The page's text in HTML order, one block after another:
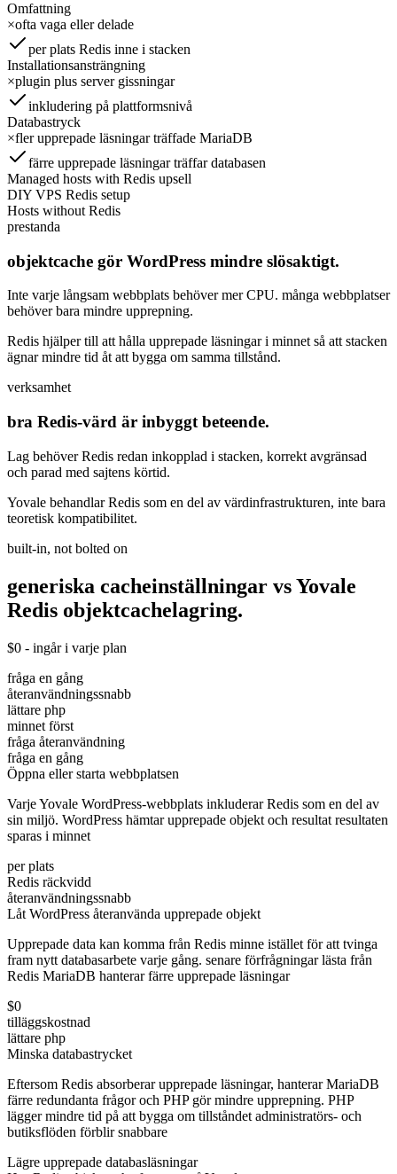
Omfattning
×ofta vaga eller delade
per plats Redis inne i stacken
Installationsansträngning
×plugin plus server gissningar
inkludering på plattformsnivå
Databastryck
×fler upprepade läsningar träffade MariaDB
färre upprepade läsningar träffar databasen
Managed hosts with Redis upsell
DIY VPS Redis setup
Hosts without Redis
prestanda
objektcache gör WordPress mindre slösaktigt.
Inte varje långsam webbplats behöver mer CPU. många webbplatser
behöver bara mindre upprepning.
Redis hjälper till att hålla upprepade läsningar i minnet så att stacken
ägnar mindre tid åt att bygga om samma tillstånd.
verksamhet
bra Redis-värd är inbyggt beteende.
Lag behöver Redis redan inkopplad i stacken, korrekt avgränsad
och parad med sajtens körtid.
Yovale behandlar Redis som en del av värdinfrastrukturen, inte bara
teoretisk kompatibilitet.
built-in, not bolted on
generiska cacheinställningar vs Yovale
Redis objektcachelagring.
$0 - ingår i varje plan
fråga en gång
återanvändningssnabb
lättare php
minnet först
fråga återanvändning
fråga en gång
Öppna eller starta webbplatsen
Varje Yovale WordPress-webbplats inkluderar Redis som en del av
sin miljö. WordPress hämtar upprepade objekt och resultat resultaten
sparas i minnet
per plats
Redis räckvidd
återanvändningssnabb
Låt WordPress återanvända upprepade objekt
Upprepade data kan komma från Redis minne istället för att tvinga
fram nytt databasarbete varje gång. senare förfrågningar lästa från
Redis MariaDB hanterar färre upprepade läsningar
$0
tilläggskostnad
lättare php
Minska databastrycket
Eftersom Redis absorberar upprepade läsningar, hanterar MariaDB
färre redundanta frågor och PHP gör mindre upprepning. PHP
lägger mindre tid på att bygga om tillståndet administratörs- och
butiksflöden förblir snabbare
Lägre upprepade databasläsningar